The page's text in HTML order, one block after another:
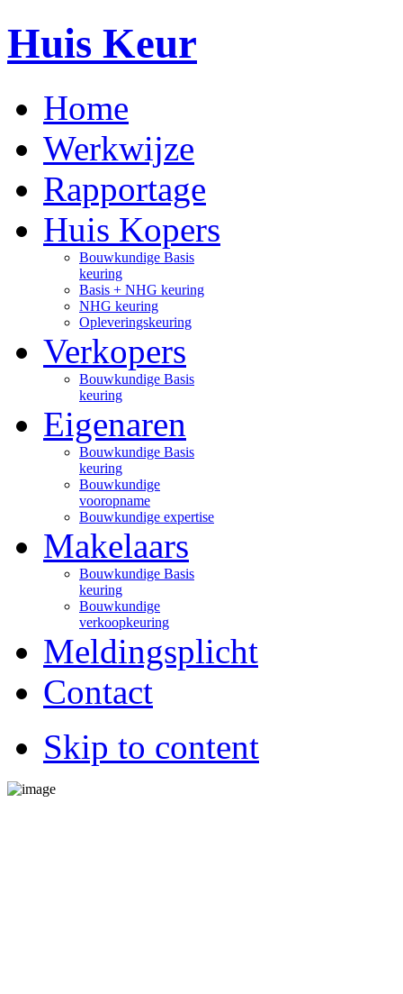
Huis Keur
Home
Werkwijze
Rapportage
Huis Kopers
Bouwkundige Basis
keuring
Basis + NHG keuring
NHG keuring
Opleveringskeuring
Verkopers
Bouwkundige Basis
keuring
Eigenaren
Bouwkundige Basis
keuring
Bouwkundige
vooropname
Bouwkundige expertise
Makelaars
Bouwkundige Basis
keuring
Bouwkundige
verkoopkeuring
Meldingsplicht
Contact
Skip to content